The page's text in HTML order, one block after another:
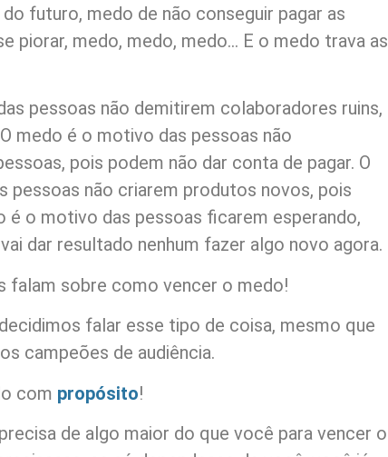
futuro, medo de não conseguir pagar as
piorar, medo, medo, medo… E o medo trava as
pessoas não demitirem colaboradores ruins,
medo é o motivo das pessoas não
pois podem não dar conta de pagar. O
pessoas não criarem produtos novos, pois
é o motivo das pessoas ficarem esperando,
dar resultado nenhum fazer algo novo agora.
falam sobre como vencer o medo!
falar esse tipo de coisa, mesmo que
campeões de audiência.
com propósito!
de algo maior do que você para vencer o